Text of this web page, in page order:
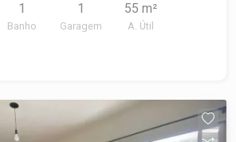
1
Banho
1
Garagem
55 m²
A. Útil